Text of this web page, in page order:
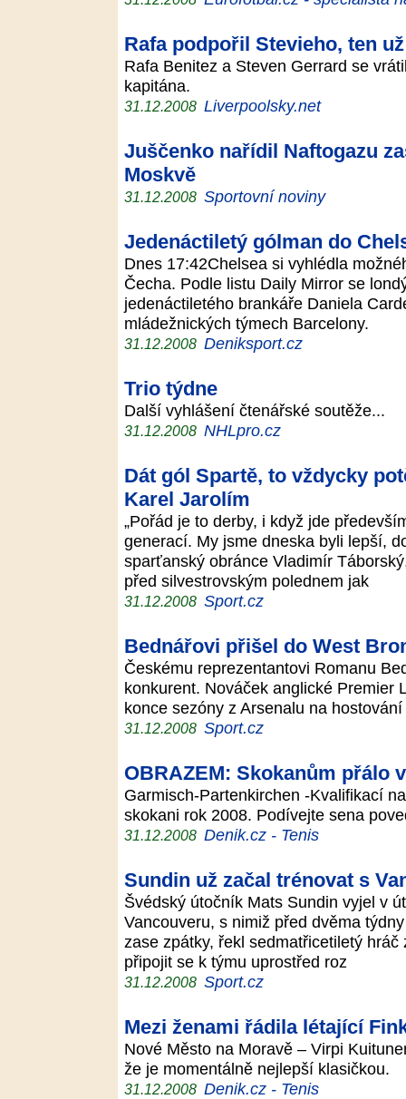
Rafa podpořil Stevieho, ten
Rafa Benitez a Steven Gerrard se
kapitána.
31.12.2008 Liverpoolsky.net
Juščenko nařídil Naftogazu
Moskvě
31.12.2008 Sportovní noviny
Jedenáctiletý gólman do
Dnes 17:42Chelsea si vyhlédla
Čecha. Podle listu Daily Mirror se
jedenáctiletého brankáře Daniela
mládežnických týmech Barcelony.
31.12.2008 Deniksport.cz
Trio týdne
Další vyhlášení čtenářské soutěže...
31.12.2008 NHLpro.cz
Dát gól Spartě, to vždycky
Karel Jarolím
„Pořád je to derby, i když jde
generací. My jsme dneska byli lepší,
sparťanský obránce Vladimír
před silvestrovským polednem jak
31.12.2008 Sport.cz
Bednářovi přišel do West
Českému reprezentantovi Romanu
konkurent. Nováček anglické Premier
konce sezóny z Arsenalu na
31.12.2008 Sport.cz
OBRAZEM: Skokanům přálo
Garmisch-Partenkirchen -Kvalifikací
skokani rok 2008. Podívejte sena
31.12.2008 Denik.cz - Tenis
Sundin už začal trénovat s
Švédský útočník Mats Sundin vyjel v
Vancouveru, s nimiž před dvěma
zase zpátky, řekl sedmatřicetiletý
připojit se k týmu uprostřed roz
31.12.2008 Sport.cz
Mezi ženami řádila létající
Nové Město na Moravě – Virpi
že je momentálně nejlepší klasičkou.
31.12.2008 Denik.cz - Tenis